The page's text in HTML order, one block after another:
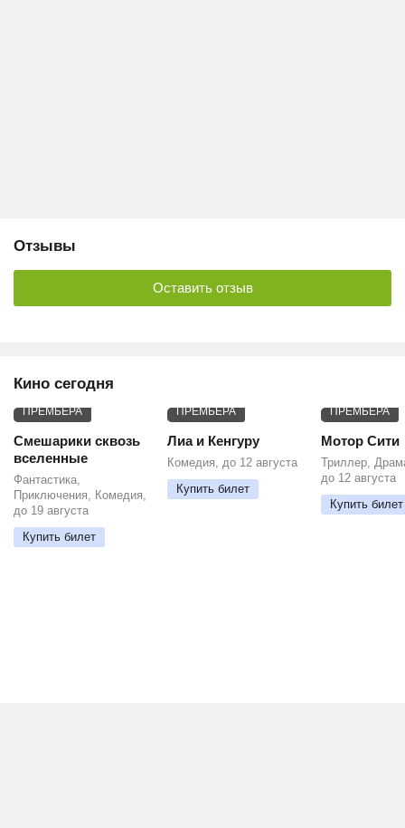
Отзывы
Оставить отзыв
Кино сегодня
ПРЕМЬЕРА
Смешарики сквозь
вселенные
Фантастика,
Приключения, Комедия,
до 19 августа
Купить билет
ПРЕМЬЕРА
Лиа и Кенгуру
Комедия, до 12 августа
Купить билет
ПРЕМЬЕРА
Мотор Сити
Триллер,
до 12 августа
Купить билет